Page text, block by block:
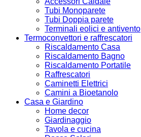
Tubi Monoparete
Tubi Doppia parete
Terminali eolici e antivento
Termoconvettori e raffrescatori
Riscaldamento Casa
Riscaldamento Bagno
Riscaldamento Portatile
Raffrescatori
Caminetti Elettrici
Camini a Bioetanolo
Casa e Giardino
Home decor
Giardinaggio
Tavola e cucina